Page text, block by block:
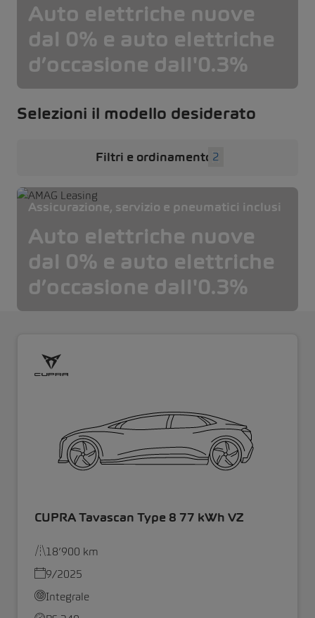
Auto elettriche nuove
dal 0% e auto elettriche
d’occasione dall'0.3%
Selezioni il modello desiderato
Filtri e ordinamento 2
Assicurazione, servizio e pneumatici inclusi
Auto elettriche nuove
dal 0% e auto elettriche
d’occasione dall'0.3%
CUPRA Tavascan Type 8 77 kWh VZ
18’900 km
9/2025
Integrale